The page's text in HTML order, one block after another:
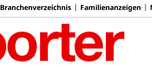
Branchenverzeichnis Familienanzeigen